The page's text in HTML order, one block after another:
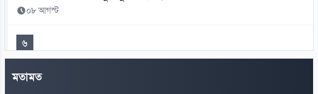
০৮ আগস্ট
৬
দীর্ঘদিনের অসুস্থতার পর না ফেরার দেশে মেসির বাবা
০৮ আগস্ট
মতামত